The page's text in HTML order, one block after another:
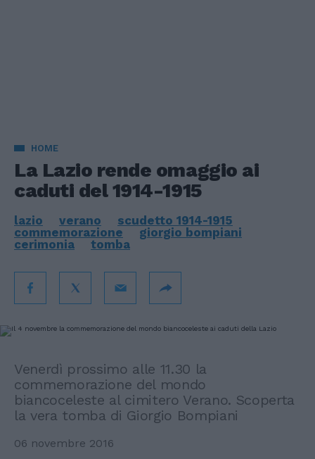
HOME
La Lazio rende omaggio ai
caduti del 1914-1915
lazio verano
scudetto 1914-1915
commemorazione
giorgio bompiani
cerimonia
tomba
Venerdì prossimo alle 11.30 la
commemorazione del mondo
biancoceleste al cimitero Verano. Scoperta
la vera tomba di Giorgio Bompiani
06 novembre 2016